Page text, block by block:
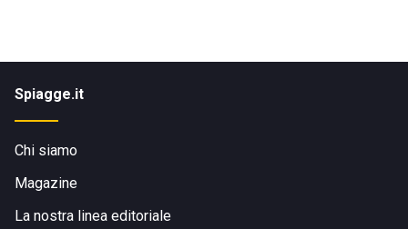
Spiagge.it
Chi siamo
Magazine
La nostra linea editoriale